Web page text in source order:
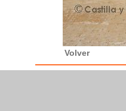
Volver